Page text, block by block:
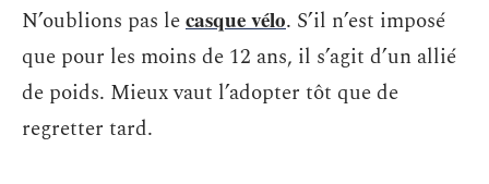
N’oublions pas lecasque vélo. S’il n’est imposé
que pour les moins de 12 ans, il s’agit d’un allié
de poids. Mieux vaut l’adopter tôt que de
regretter tard.